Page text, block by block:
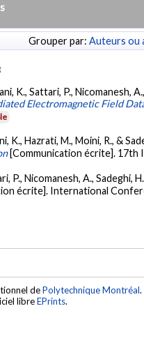
Grouper par: Auteurs ou
K., Sattari, P., Nicomanesh,
Electromagnetic Field
K., Hazrati, M., Moini, R., &
[Communication écrite]. 17th
P., Nicomanesh, A., Sadeghi,
écrite]. International
dePolytechnique Montréal.
libreEPrints.